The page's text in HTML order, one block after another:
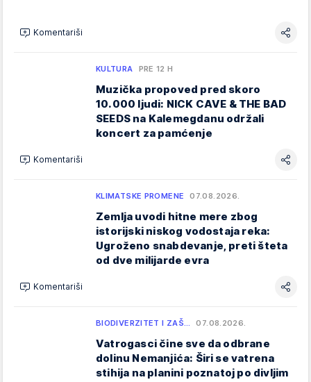
Komentariši
KULTURA PRE 12 H
Muzička propoved pred skoro
10.000 ljudi: NICK CAVE & THE BAD
SEEDS na Kalemegdanu održali
koncert za pamćenje
Komentariši
KLIMATSKE PROMENE 07.08.2026.
Zemlja uvodi hitne mere zbog
istorijski niskog vodostaja reka:
Ugroženo snabdevanje, preti šteta
od dve milijarde evra
Komentariši
BIODIVERZITET I ZAŠ… 07.08.2026.
Vatrogasci čine sve da odbrane
dolinu Nemanjića: Širi se vatrena
stihija na planini poznatoj po divljim